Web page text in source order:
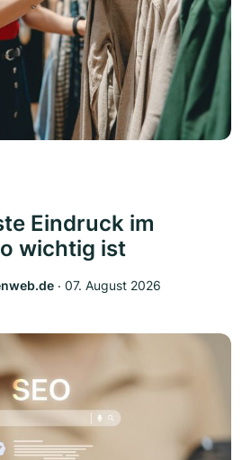
Eindruck im
wichtig ist
‧ 07. August 2026